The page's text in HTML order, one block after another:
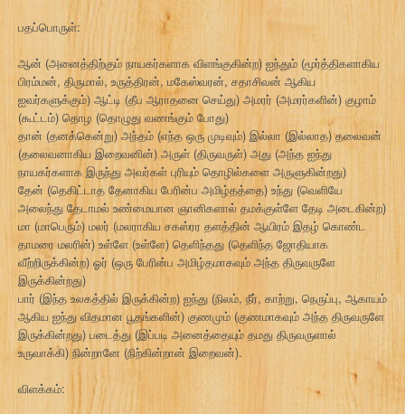
பதப்பொருள்:
ஆன் (அனைத்திற்கும் நாயகர்களாக விளங்குகின்ற) ஐந்தும் (மூர்த்திகளாகிய
பிரம்மன், திருமால், உருத்திரன், மகேஸ்வரன், சதாசிவன் ஆகிய
ஐவர்களுக்கும்) ஆட்டி (தீப ஆராதனை செய்து) அமரர் (அமரர்களின்) குழாம்
(கூட்டம்) தொழ (தொழுது வணங்கும் போது)
தான் (தனக்கென்று) அந்தம் (எந்த ஒரு முடிவும்) இல்லா (இல்லாத) தலைவன்
(தலைவனாகிய இறைவனின்) அருள் (திருவருள்) அது (அந்த ஐந்து
நாயகர்களாக இருந்து அவர்கள் புரியும் தொழில்களை அருளுகின்றது)
தேன் (தெகிட்டாத தேனாகிய பேரின்ப அமிழ்தத்தை) உந்து (வெளியே
அலைந்து தேடாமல் உண்மையான ஞானிகளால் தமக்குள்ளே தேடி அடைகின்ற)
மா (மாபெரும்) மலர் (மலராகிய சகஸ்ரர தளத்தின் ஆயிரம் இதழ் கொண்ட
தாமரை மலரின்) உள்ளே (உள்ளே) தெளிந்தது (தெளிந்த ஜோதியாக
வீற்றிருக்கின்ற) ஓர் (ஒரு பேரின்ப அமிழ்தமாகவும் அந்த திருவருளே
இருக்கின்றது)
பார் (இந்த உலகத்தில் இருக்கின்ற) ஐந்து (நிலம், நீர், காற்று, நெருப்பு, ஆகாயம்
ஆகிய ஐந்து விதமான பூதங்களின்) குணமும் (குணமாகவும் அந்த திருவருளே
இருக்கின்றது) படைத்து (இப்படி அனைத்தையும் தமது திருவருளால்
உருவாக்கி) நின்றானே (நிற்கின்றான் இறைவன்).
விளக்கம்: